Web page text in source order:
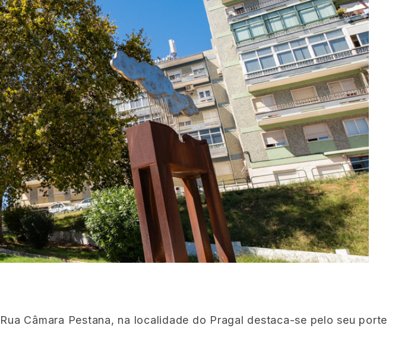
Câmara Pestana, na localidade do Pragal destaca-se pelo seu porte